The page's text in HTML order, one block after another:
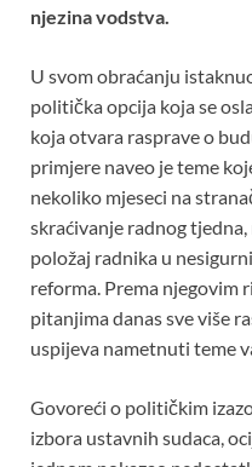
njezina vodstva.
U svom obraćanju
politička opcija koja se
koja otvara rasprave o
primjere naveo je teme
nekoliko mjeseci na
skraćivanje radnog
položaj radnika u
reforma. Prema njegovim
pitanjima danas sve više
uspijeva nametnuti teme
Govoreći o političkim
izbora ustavnih sudaca,